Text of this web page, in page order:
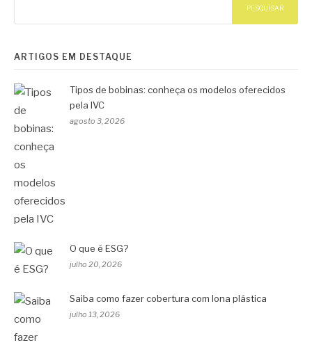
PESQUISAR
ARTIGOS EM DESTAQUE
Tipos de bobinas: conheça os modelos oferecidos
pela IVC
agosto 3, 2026
O que é ESG?
julho 20, 2026
Saiba como fazer cobertura com lona plástica
julho 13, 2026